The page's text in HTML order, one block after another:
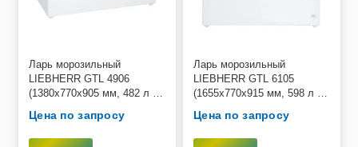
Ларь морозильный
LIEBHERR GTL 4906
(1380х770х905 мм, 482 л ,
Цена по запросу
Ларь морозильный
LIEBHERR GTL 6105
(1655х770х915 мм, 598 л ,
Цена по запросу